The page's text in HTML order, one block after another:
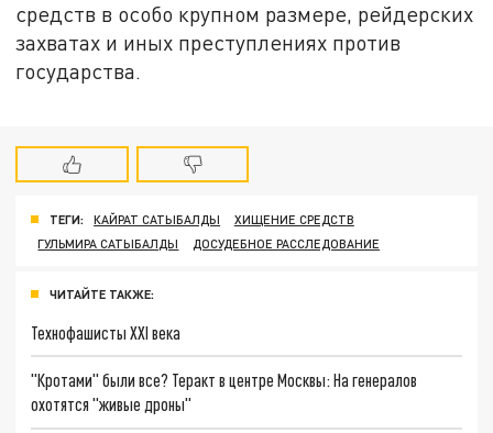
средств в особо крупном размере, рейдерских
захватах и иных преступлениях против
государства.
ТЕГИ: КАЙРАТ САТЫБАЛДЫ
ХИЩЕНИЕ СРЕДСТВ
ГУЛЬМИРА САТЫБАЛДЫ
ДОСУДЕБНОЕ РАССЛЕДОВАНИЕ
ЧИТАЙТЕ ТАКЖЕ:
Технофашисты XXI века
"Кротами" были все? Теракт в центре Москвы: На генералов
охотятся "живые дроны"